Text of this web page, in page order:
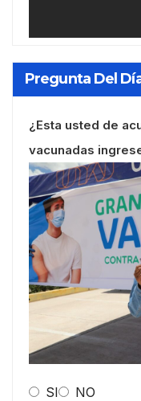
Pregunta Del
¿Esta usted de
vacunadas
SI NO